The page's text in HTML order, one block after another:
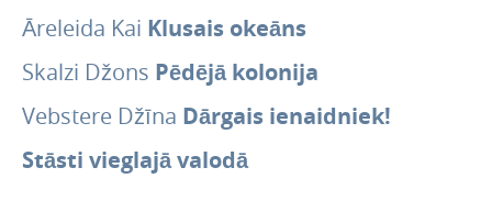
2025
Novembra jaunieguvumi
Oktobra jaunieguvumi
Septembra jaunieguvumi
Āreleida Kai Klusais okeāns
Skalzi Džons Pēdējā kolonija
Vebstere Džīna Dārgais ienaidniek!
Stāsti vieglajā valodā